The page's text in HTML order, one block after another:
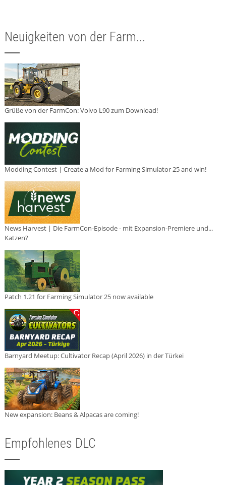
Neuigkeiten von der Farm...
Grüße von der FarmCon: Volvo L90 zum Download!
Modding Contest | Create a Mod for Farming Simulator 25 and win!
News Harvest | Die FarmCon-Episode - mit Expansion-Premiere und...
Katzen?
Patch 1.21 for Farming Simulator 25 now available
Barnyard Meetup: Cultivator Recap (April 2026) in der Türkei
New expansion: Beans & Alpacas are coming!
Empfohlenes DLC